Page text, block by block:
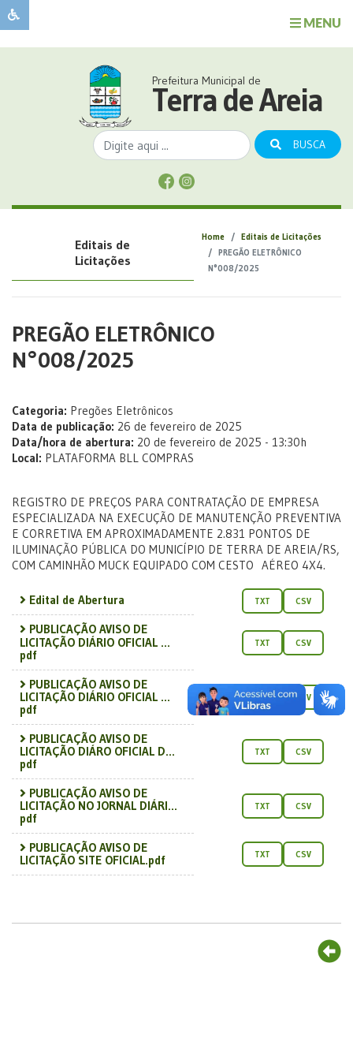
MENU
Sobre
Sobre
Prefeitura Municipal de
Terra de Areia
BUSCA
Editais de
Licitações
Home
Editais de Licitações
PREGÃO ELETRÔNICO
N°008/2025
PREGÃO ELETRÔNICO
N°008/2025
Categoria: Pregões Eletrônicos
Data de publicação: 26 de fevereiro de 2025
Data/hora de abertura: 20 de fevereiro de 2025 - 13:30h
Local: PLATAFORMA BLL COMPRAS
REGISTRO DE PREÇOS PARA CONTRATAÇÃO DE EMPRESA
ESPECIALIZADA NA EXECUÇÃO DE MANUTENÇÃO PREVENTIVA
E CORRETIVA EM APROXIMADAMENTE 2.831 PONTOS DE
ILUMINAÇÃO PÚBLICA DO MUNICÍPIO DE TERRA DE AREIA/RS,
COM CAMINHÃO MUCK EQUIPADO COM CESTO AÉREO 4X4.
Edital de Abertura TXT CSV
PUBLICAÇÃO AVISO DE
LICITAÇÃO DIÁRIO OFICIAL ...
pdf
TXT CSV
PUBLICAÇÃO AVISO DE
LICITAÇÃO DIÁRIO OFICIAL ...
pdf
TXT CSV
PUBLICAÇÃO AVISO DE
LICITAÇÃO DIÁRO OFICIAL D...
pdf
TXT CSV
PUBLICAÇÃO AVISO DE
LICITAÇÃO NO JORNAL DIÁRI...
pdf
TXT CSV
PUBLICAÇÃO AVISO DE
LICITAÇÃO SITE OFICIAL.pdf
TXT CSV